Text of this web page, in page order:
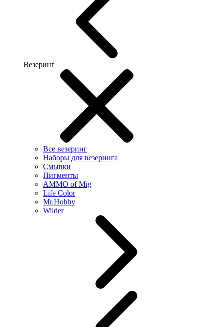
Везеринг
Все везеринг
Наборы для везеринга
Смывки
Пигменты
AMMO of Mig
Life Color
Mr.Hobby
Wilder